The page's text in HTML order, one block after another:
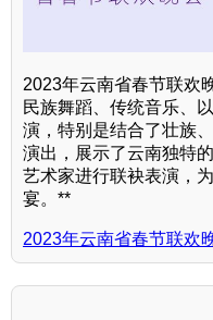
2023年云南省春节联欢
民族舞蹈、传统音乐、
演，特别是结合了壮族
演出，展示了云南独特
艺术家进行联袂表演，
宴。**
2023年云南省春节联欢